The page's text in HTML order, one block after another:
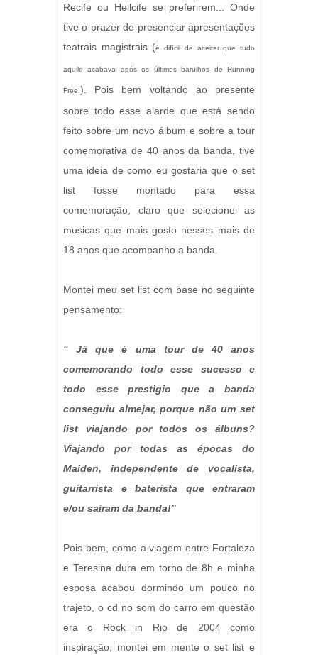
Recife ou Hellcife se preferirem... Onde
tive o prazer de presenciar apresentações
teatrais magistrais (é difícil de aceitar que tudo
aquilo acabava após os últimos barulhos de Running
Free!). Pois bem voltando ao presente
sobre todo esse alarde que está sendo
feito sobre um novo álbum e sobre a tour
comemorativa de 40 anos da banda, tive
uma ideia de como eu gostaria que o set
list fosse montado para essa
comemoração, claro que selecionei as
musicas que mais gosto nesses mais de
18 anos que acompanho a banda.
Montei meu set list com base no seguinte
pensamento:
“ Já que é uma tour de 40 anos
comemorando todo esse sucesso e
todo esse prestigio que a banda
conseguiu almejar, porque não um set
list viajando por todos os álbuns?
Viajando por todas as épocas do
Maiden, independente de vocalista,
guitarrista e baterista que entraram
e/ou saíram da banda!”
Pois bem, como a viagem entre Fortaleza
e Teresina dura em torno de 8h e minha
esposa acabou dormindo um pouco no
trajeto, o cd no som do carro em questão
era o Rock in Rio de 2004 como
inspiração, montei em mente o set list e